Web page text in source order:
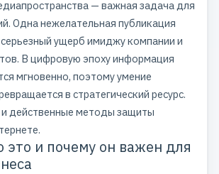
— важная задача для
Одна нежелательная публикация
ущерб имиджу компании и
В цифровую эпоху информация
мгновенно, поэтому умение
в стратегический ресурс.
действенные методы защиты
это и почему он важен для